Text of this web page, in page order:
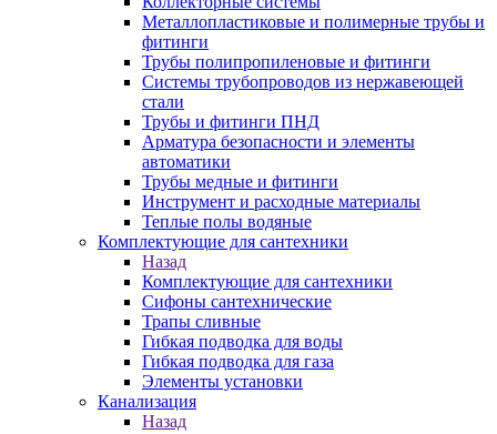
Металлопластиковые и полимерные трубы и
фитинги
Трубы полипропиленовые и фитинги
Системы трубопроводов из нержавеющей
стали
Трубы и фитинги ПНД
Арматура безопасности и элементы
автоматики
Трубы медные и фитинги
Инструмент и расходные материалы
Теплые полы водяные
Комплектующие для сантехники
Назад
Комплектующие для сантехники
Сифоны сантехнические
Трапы сливные
Гибкая подводка для воды
Гибкая подводка для газа
Элементы установки
Канализация
Назад